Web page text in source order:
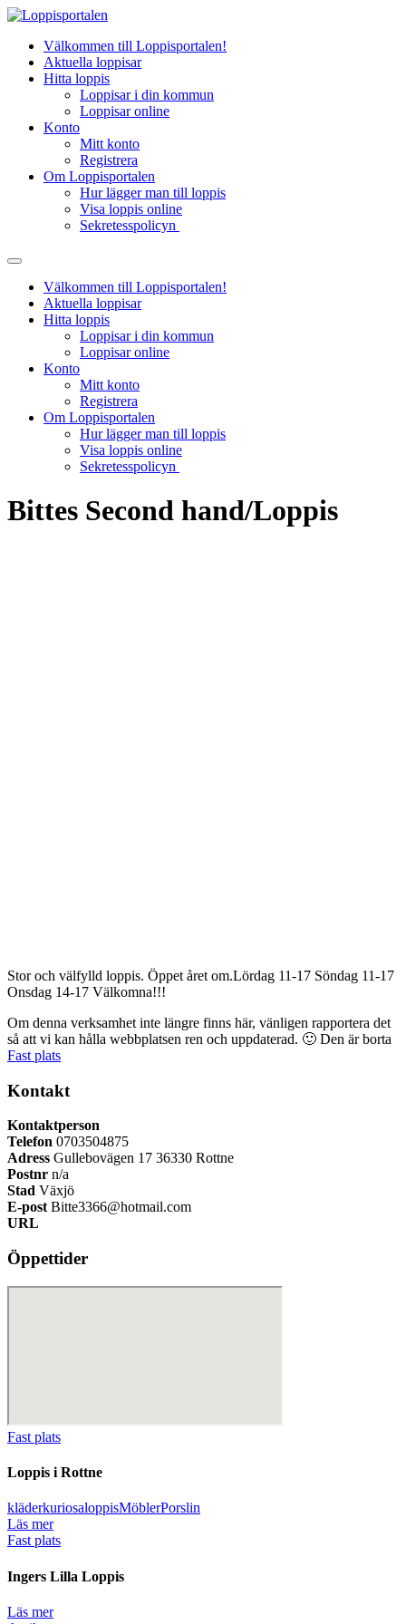
Hoppa
innehållVälkommen till Loppisportalen!
Aktuella loppisar
Hitta loppis
Loppisar i din kommun
Loppisar online
Konto
Mitt konto
Registrera
Om Loppisportalen
Hur lägger man till loppis
Visa loppis online
Sekretesspolicyn
Välkommen till Loppisportalen!
Aktuella loppisar
Hitta loppis
Loppisar i din kommun
Loppisar online
Konto
Mitt konto
Registrera
Om Loppisportalen
Hur lägger man till loppis
Visa loppis online
Sekretesspolicyn
Bittes Second hand/Loppis
Stor och välfylld loppis. Öppet året om.Lördag 11-17 Söndag 11-17
Onsdag 14-17 Välkomna!!!
Om denna verksamhet inte längre finns här, vänligen rapportera det
så att vi kan hålla webbplatsen ren och uppdaterad. 🙂 Den är borta
Fast plats
Kontakt
Kontaktperson
Telefon 0703504875
Adress Gullebovägen 17 36330 Rottne
Postnr n/a
Stad Växjö
E-post Bitte3366@hotmail.com
URL
Öppettider
Fast plats
Loppis i Rottne
kläderkuriosaloppisMöblerPorslin
Läs mer
Fast plats
Ingers Lilla Loppis
Läs mer